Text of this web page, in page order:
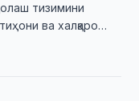
тизимини
ва халқаро